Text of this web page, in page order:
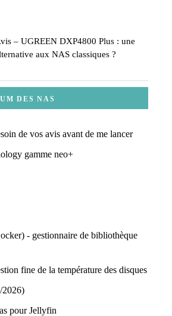
– UGREEN DXP4800 Plus : une
aux NAS classiques ?
DES NAS
de vos avis avant de me lancer
gamme neo+
- gestionnaire de bibliothèque
fine de la température des disques
pour Jellyfin